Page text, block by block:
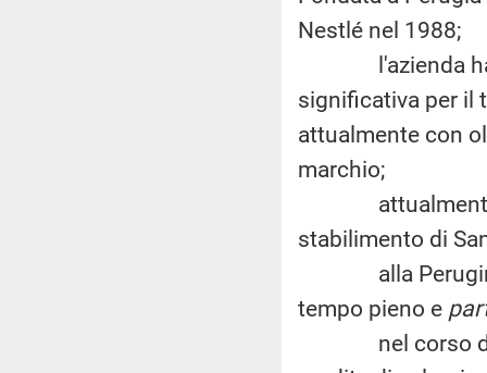
Nestlé nel 1988;
l'azienda ha
significativa per il
attualmente con
marchio;
attualmente, in
stabilimento di
alla Perugina
tempo pieno e
nel corso degli